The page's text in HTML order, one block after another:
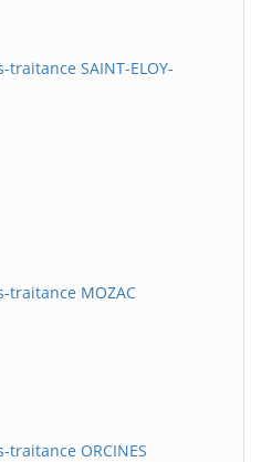
SAINT-ELOY-
traitance MOZAC
ORCINES